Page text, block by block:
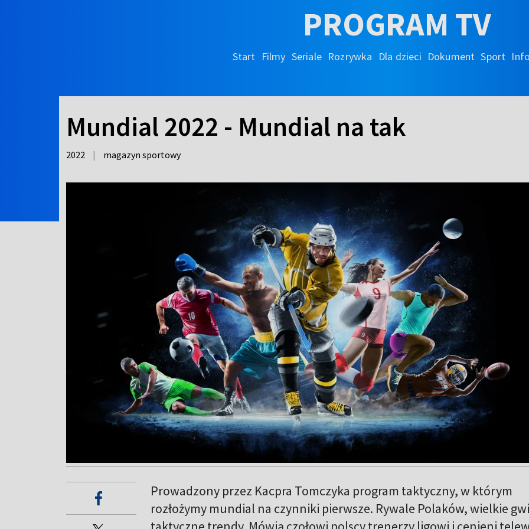
PROGRAM TV
Start Filmy Seriale Rozrywka Dla dzieci Dokument Sport
Mundial 2022 - Mundial na tak
2022 | magazyn sportowy
Prowadzony przez Kacpra Tomczyka program taktyczny, w którym
rozłożymy mundial na czynniki pierwsze. Rywale Polaków, wielkie